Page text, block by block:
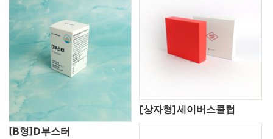
[B형]D부스터
[상자형]세이버스클럽